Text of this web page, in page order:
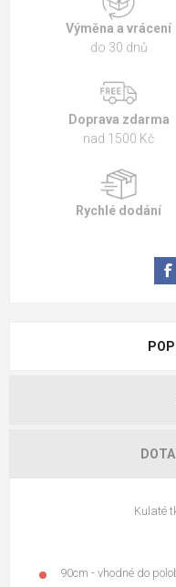
Výměna a vrácení
do 30 dnů
Doprava zdarma
nad 1500 Kč
Rychlé dodání
Kulaté
90cm - vhodné do